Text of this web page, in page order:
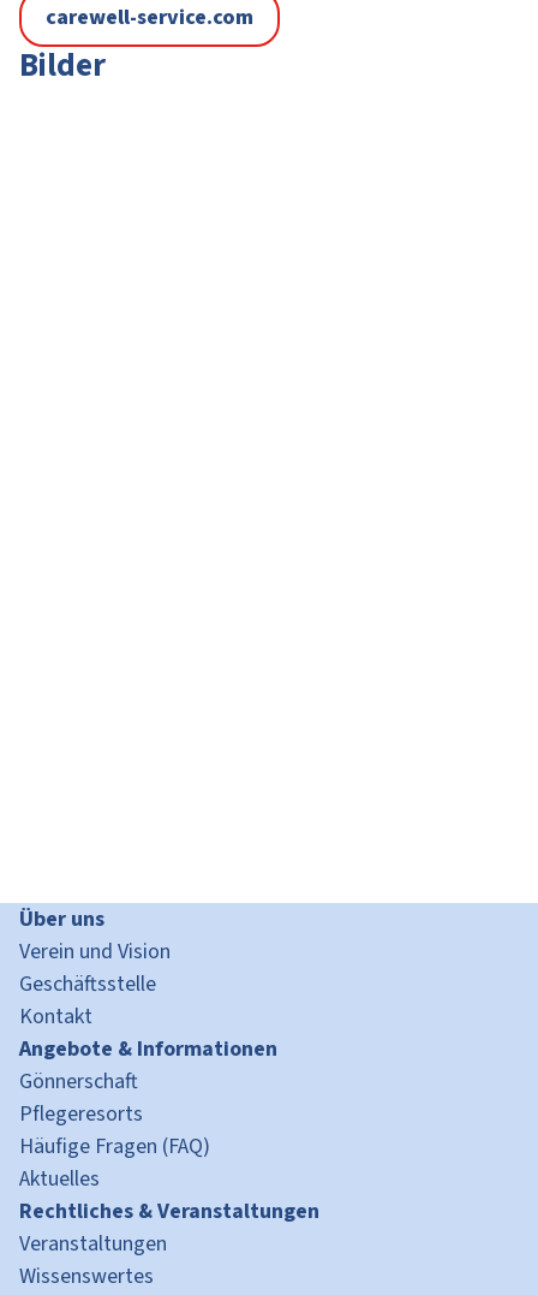
carewell-service.com
Bilder
Über uns
Verein und Vision
Geschäftsstelle
Kontakt
Angebote & Informationen
Gönnerschaft
Pflegeresorts
Häufige Fragen (FAQ)
Aktuelles
Rechtliches & Veranstaltungen
Veranstaltungen
Wissenswertes